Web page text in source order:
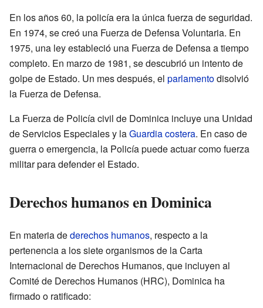
En los años 60, la policía era la única fuerza de seguridad.
En 1974, se creó una Fuerza de Defensa Voluntaria. En
1975, una ley estableció una Fuerza de Defensa a tiempo
completo. En marzo de 1981, se descubrió un intento de
golpe de Estado. Un mes después, el parlamentodisolvió
la Fuerza de Defensa.
La Fuerza de Policía civil de Dominica incluye una Unidad
de Servicios Especiales y laGuardia costera. En caso de
guerra o emergencia, la Policía puede actuar como fuerza
militar para defender el Estado.
Derechos humanos en Dominica
En materia dederechos humanos, respecto a la
pertenencia a los siete organismos de la Carta
Internacional de Derechos Humanos, que incluyen al
Comité de Derechos Humanos (HRC), Dominica ha
firmado o ratificado: